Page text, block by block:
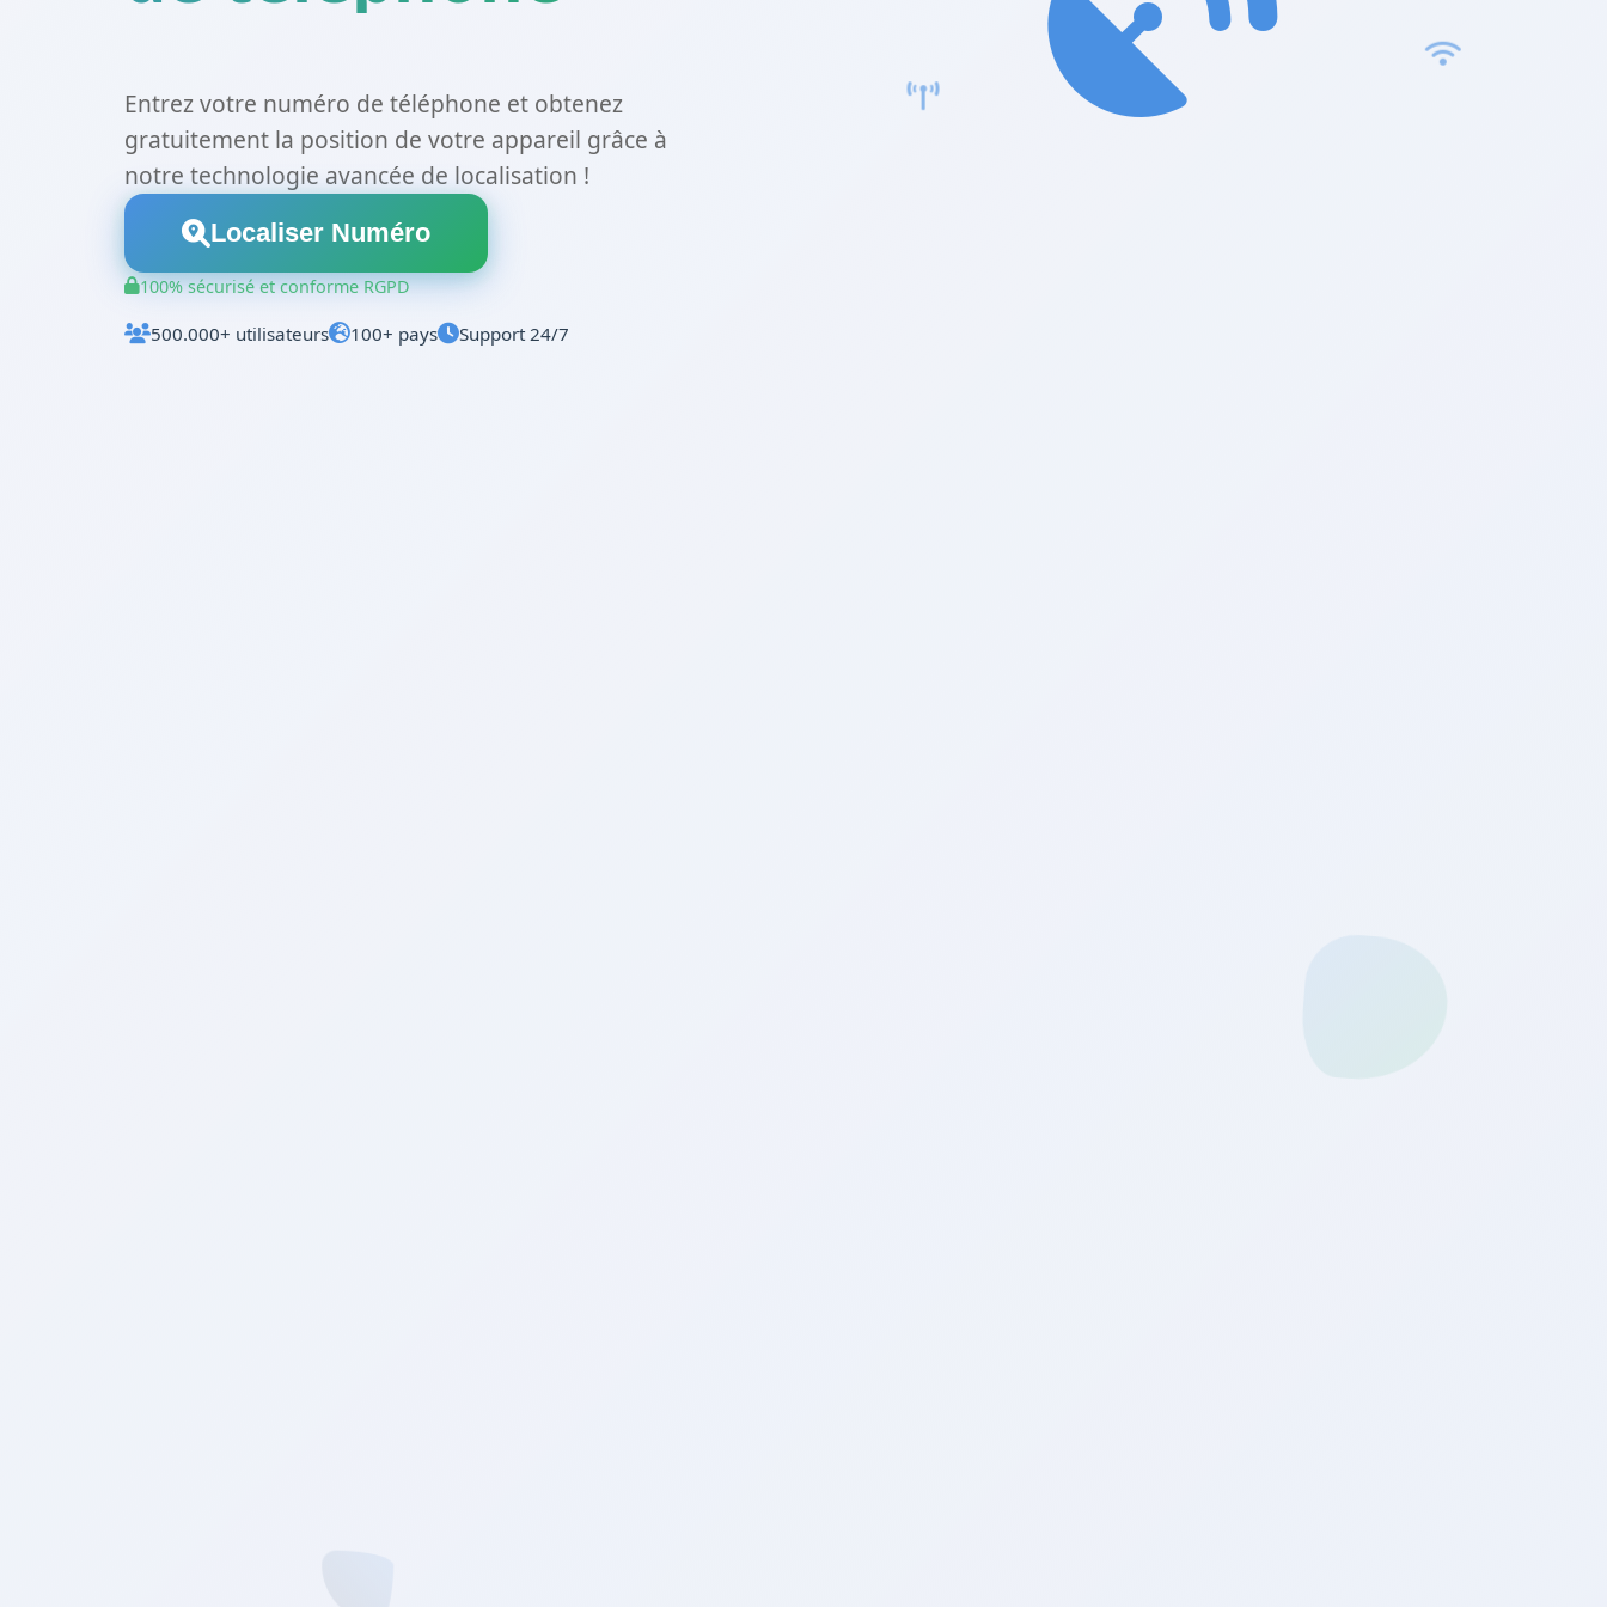
Entrez votre numéro de téléphone et obtenez
gratuitement la position de votre appareil grâce à
notre technologie avancée de localisation !
Localiser Numéro
100% sécurisé et conforme RGPD
500.000+ utilisateurs 100+ pays Support 24/7